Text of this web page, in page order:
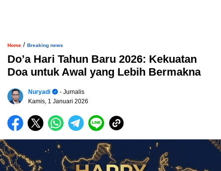
Home / Breaking news
Do’a Hari Tahun Baru 2026: Kekuatan
Doa untuk Awal yang Lebih Bermakna
Nuryadi
- Jurnalis
Kamis, 1 Januari 2026